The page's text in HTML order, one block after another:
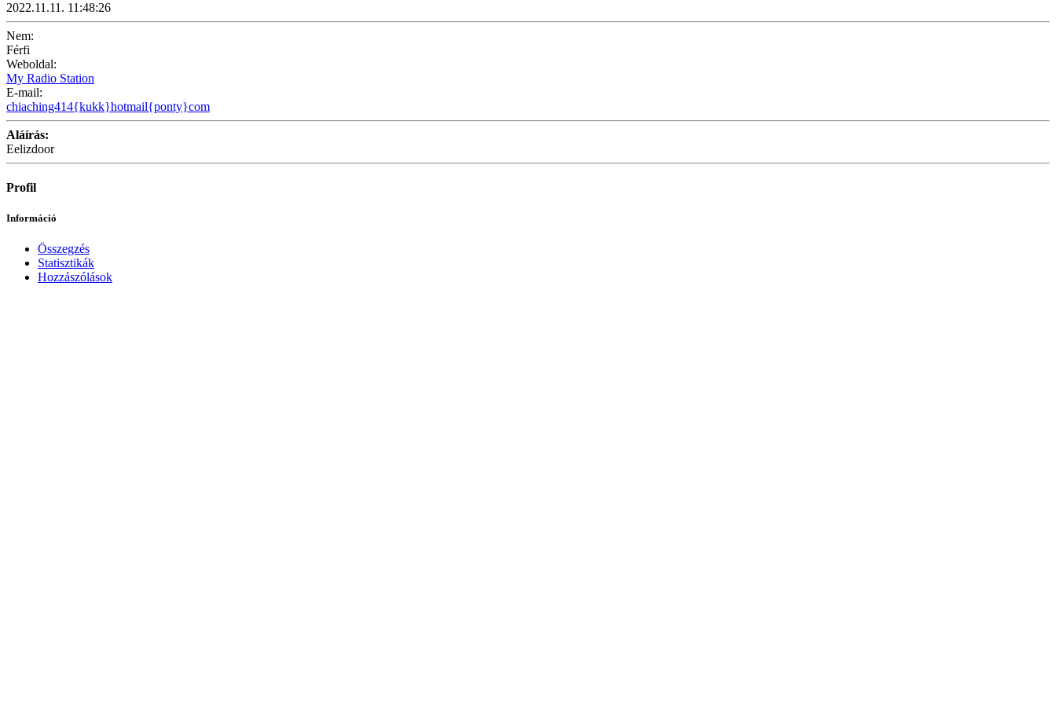
2022.11.11. 11:48:26
Nem:
Férfi
Weboldal:
My Radio Station
E-mail:
chiaching414{kukk}hotmail{ponty}com
Aláírás:
Eelizdoor
Profil
Információ
Összegzés
Statisztikák
Hozzászólások